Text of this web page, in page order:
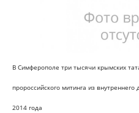
В Симферополе три тысячи крымских
пророссийского митинга из
2014 года